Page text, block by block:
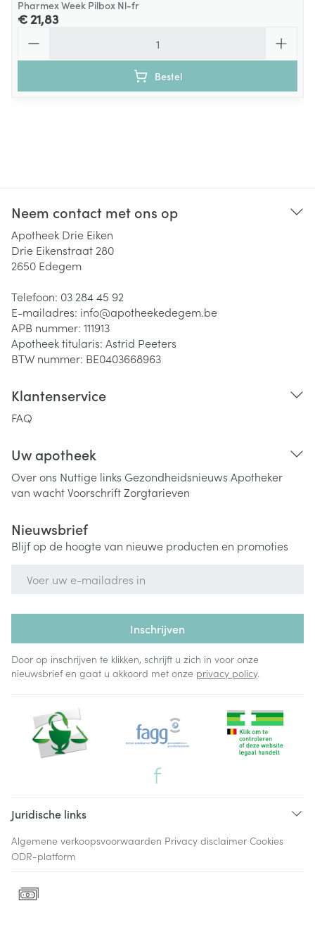
Pharmex Week Pilbox Nl-fr
€ 21,83
Bestel
Neem contact met ons op
Apotheek Drie Eiken
Drie Eikenstraat 280
2650 Edegem
Telefoon: 03 284 45 92
E-mailadres: info@apotheekedegem.be
APB nummer: 111913
Apotheek titularis: Astrid Peeters
BTW nummer: BE0403668963
Klantenservice
FAQ
Uw apotheek
Over ons Nuttige links Gezondheidsnieuws Apotheker
van wachtVoorschriftZorgtarieven
Nieuwsbrief
Blijf op de hoogte van nieuwe producten en promoties
Inschrijven
Door op inschrijven te klikken, schrijft u zich in voor onze
nieuwsbrief en gaat u akkoord met onze privacy policy.
Juridische links
Algemene verkoopsvoorwaarden Privacy disclaimer Cookies
ODR-platform